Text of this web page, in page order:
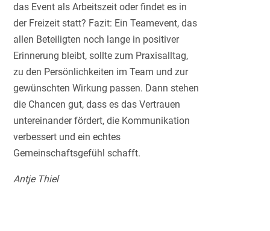
das Event als Arbeitszeit oder findet es in
der Freizeit statt? Fazit: Ein Teamevent, das
allen Beteiligten noch lange in positiver
Erinnerung bleibt, sollte zum Praxisalltag,
zu den Persönlichkeiten im Team und zur
gewünschten Wirkung passen. Dann stehen
die Chancen gut, dass es das Vertrauen
untereinander fördert, die Kommunikation
verbessert und ein echtes
Gemeinschaftsgefühl schafft.
Antje Thiel